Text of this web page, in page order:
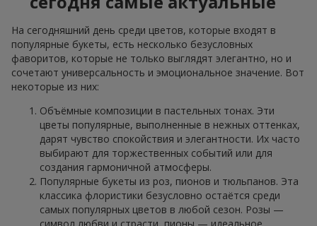
На сегодняшний день среди цветов, которые входят в
популярные букеты, есть несколько безусловных
фаворитов, которые не только выглядят элегантно, но и
сочетают универсальность и эмоциональное значение. Вот
некоторые из них:
Объёмные композиции в пастельных тонах. Эти
цветы популярные, выполненные в нежных оттенках,
дарят чувство спокойствия и элегантности. Их часто
выбирают для торжественных событий или для
создания гармоничной атмосферы.
Популярные букеты из роз, пионов и тюльпанов. Эта
классика флористики безусловно остаётся среди
самых популярных цветов в любой сезон. Розы —